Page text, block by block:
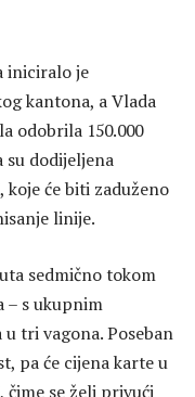
iniciralo je
kantona, a Vlada
odobrila 150.000
su dodijeljena
koje će biti zaduženo
linije.
sedmično tokom
– s ukupnim
tri vagona. Poseban
pa će cijena karte u
čime se želi privući